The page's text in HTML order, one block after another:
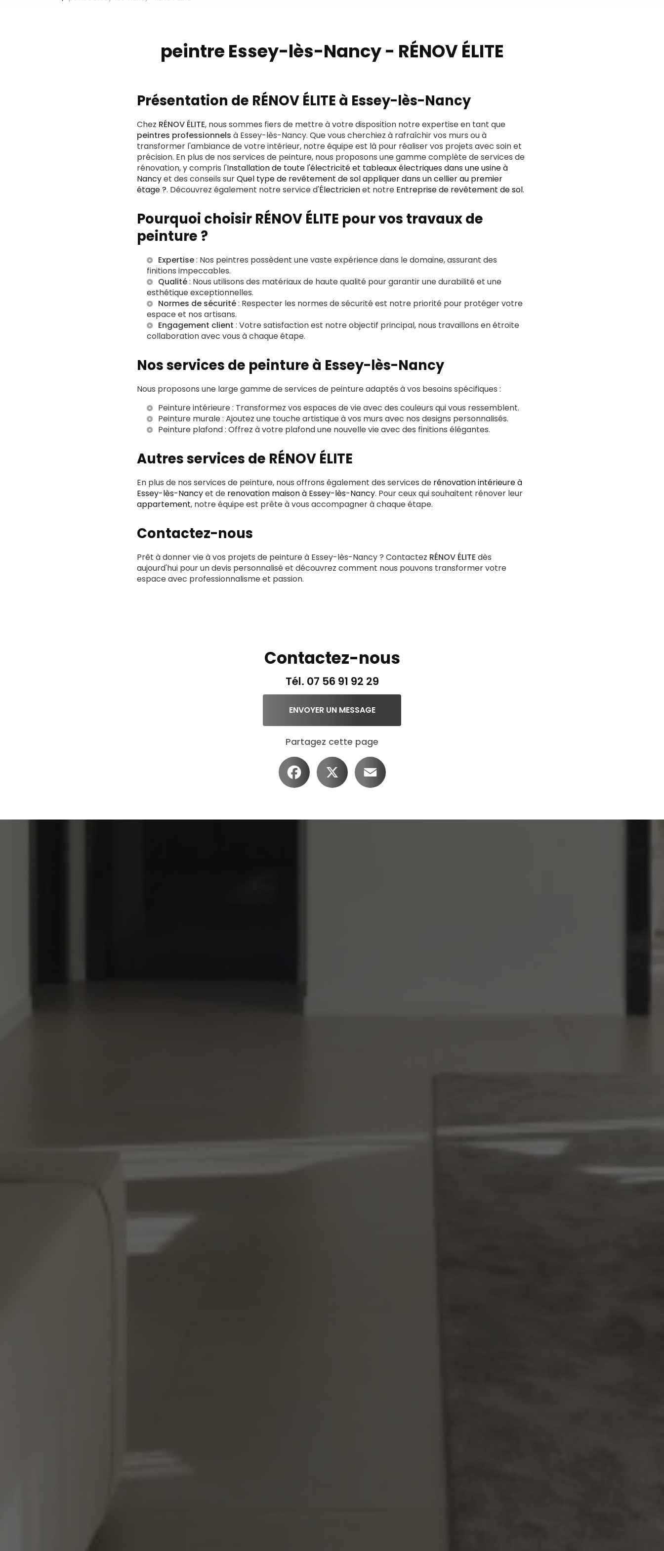
peintre Essey-lès-Nancy - RÉNOV ÉLITE
Présentation de RÉNOV ÉLITE à Essey-lès-Nancy
Chez RÉNOV ÉLITE, nous sommes fiers de mettre à votre disposition notre expertise en tant que
peintres professionnels à Essey-lès-Nancy. Que vous cherchiez à rafraîchir vos murs ou à
transformer l'ambiance de votre intérieur, notre équipe est là pour réaliser vos projets avec soin et
précision. En plus de nos services de peinture, nous proposons une gamme complète de services de
rénovation, y compris l'Installation de toute l'électricité et tableaux électriques dans une usine à
Nancyet des conseils surQuel type de revêtement de sol appliquer dans un cellier au premier
étage ?. Découvrez également notre service d'Électricienet notre Entreprise de revêtement de sol.
Pourquoi choisir RÉNOV ÉLITE pour vos travaux de
peinture ?
Expertise: Nos peintres possèdent une vaste expérience dans le domaine, assurant des
finitions impeccables.
Qualité: Nous utilisons des matériaux de haute qualité pour garantir une durabilité et une
esthétique exceptionnelles.
Normes de sécurité: Respecter les normes de sécurité est notre priorité pour protéger votre
espace et nos artisans.
Engagement client : Votre satisfaction est notre objectif principal, nous travaillons en étroite
collaboration avec vous à chaque étape.
Nos services de peinture à Essey-lès-Nancy
Nous proposons une large gamme de services de peinture adaptés à vos besoins spécifiques :
Peinture intérieure: Transformez vos espaces de vie avec des couleurs qui vous ressemblent.
Peinture murale: Ajoutez une touche artistique à vos murs avec nos designs personnalisés.
Peinture plafond: Offrez à votre plafond une nouvelle vie avec des finitions élégantes.
Autres services de RÉNOV ÉLITE
En plus de nos services de peinture, nous offrons également des services de rénovation intérieure à
Essey-lès-Nancyet de renovation maison à Essey-lès-Nancy. Pour ceux qui souhaitent rénover leur
appartement, notre équipe est prête à vous accompagner à chaque étape.
Contactez-nous
Prêt à donner vie à vos projets de peinture à Essey-lès-Nancy ? Contactez RÉNOV ÉLITE dès
aujourd'hui pour un devis personnalisé et découvrez comment nous pouvons transformer votre
espace avec professionnalisme et passion.
Contactez-nous
Tél. 07 56 91 92 29
ENVOYER UN MESSAGE
Partagez cette page
Facebook